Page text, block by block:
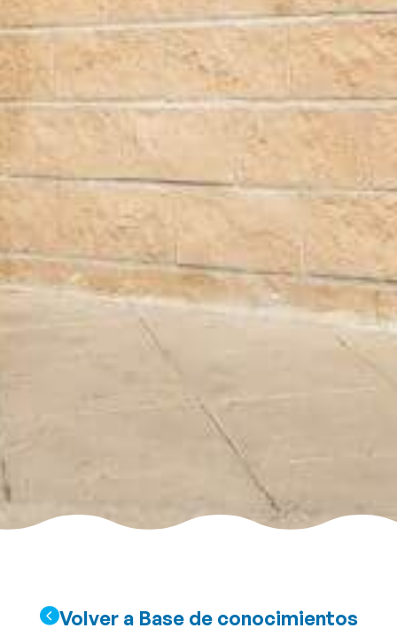
Volver a Base de conocimientos